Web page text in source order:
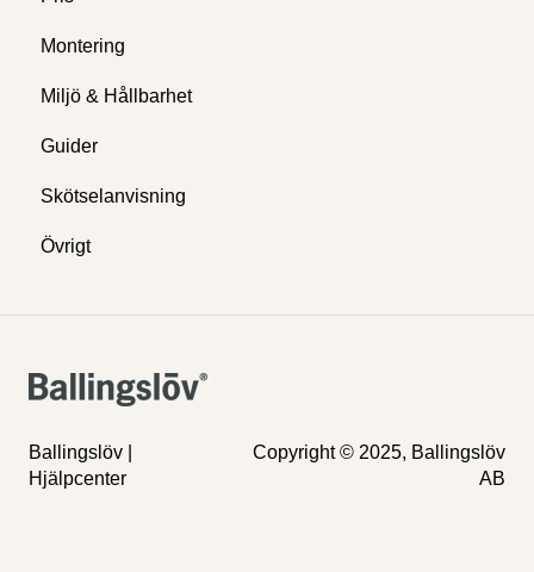
Montering
Miljö & Hållbarhet
Guider
Skötselanvisning
Övrigt
Ballingslöv |
Hjälpcenter
Copyright © 2025, Ballingslöv
AB